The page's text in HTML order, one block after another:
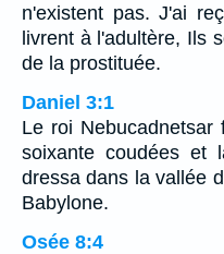
n'existent pas. J'ai
livrent à l'adultère, Ils
de la prostituée.
Daniel 3:1
Le roi Nebucadnetsar
soixante coudées et
dressa dans la vallée
Babylone.
Osée 8:4